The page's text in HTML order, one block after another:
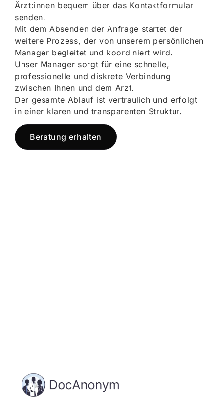
Ärzt:innen bequem über das Kontaktformular
senden.
Mit dem Absenden der Anfrage startet der
weitere Prozess, der von unserem persönlichen
Manager begleitet und koordiniert wird.
Unser Manager sorgt für eine schnelle,
professionelle und diskrete Verbindung
zwischen Ihnen und dem Arzt.
Der gesamte Ablauf ist vertraulich und erfolgt
in einer klaren und transparenten Struktur.
Beratung erhalten